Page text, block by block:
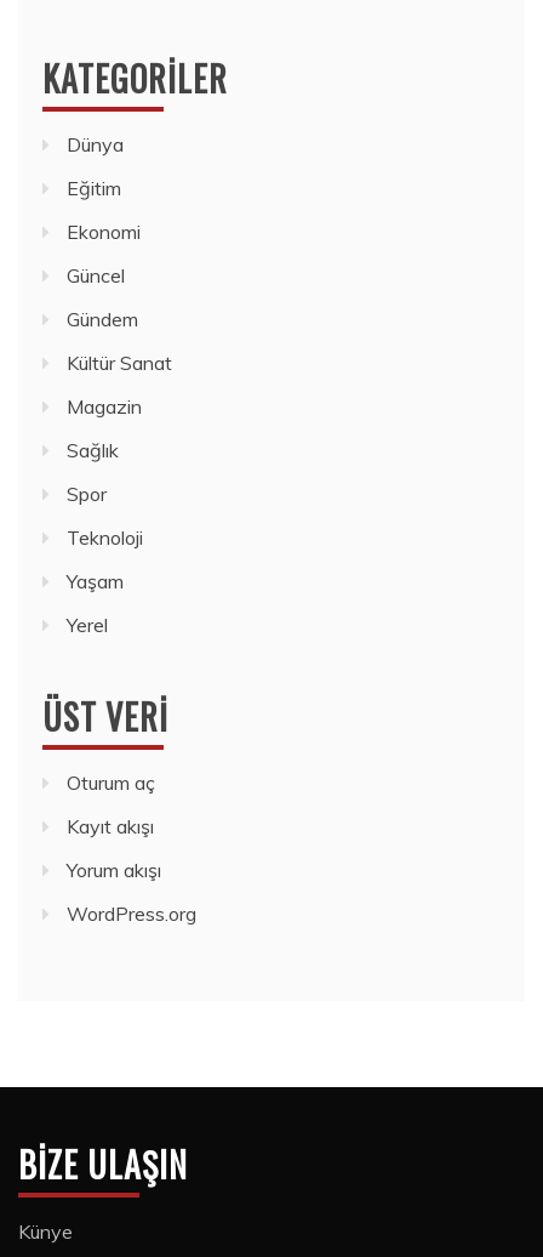
KATEGORILER
Dünya
Eğitim
Ekonomi
Güncel
Gündem
Kültür Sanat
Magazin
Sağlık
Spor
Teknoloji
Yaşam
Yerel
ÜST VERI
Oturum aç
Kayıt akışı
Yorum akışı
WordPress.org
BIZE ULAŞIN
Künye